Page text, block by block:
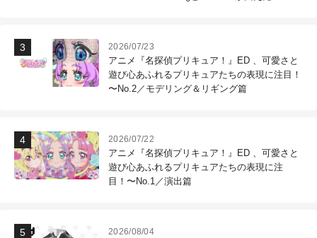
2026/07/23
アニメ『名探偵プリキュア！』ED 、可愛さと
遊び心あふれるプリキュアたちの表現に注目！
〜No.2／モデリング＆リギング篇
2026/07/22
アニメ『名探偵プリキュア！』ED 、可愛さと
遊び心あふれるプリキュアたちの表現に注
目！〜No.1／演出篇
2026/08/04